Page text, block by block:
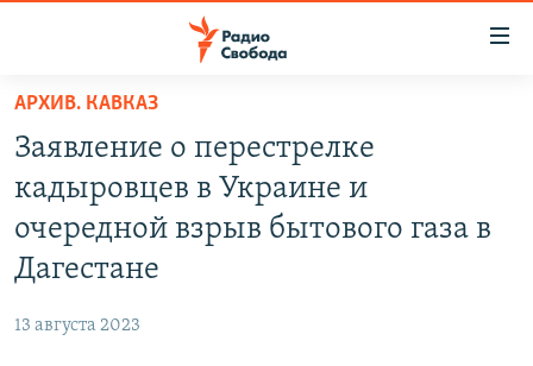
упрощенного
доступа
основному
содержанию
АВТОРСКИЕ ПРОЕКТЫ
ЦИТАТЫ СВОБОДЫ
КУЛЬТУРА
АРХИВ. КАВКАЗ
Заявление о перестрелке
кадыровцев в Украине и
очередной взрыв бытового газа в
Дагестане
13 августа 2023